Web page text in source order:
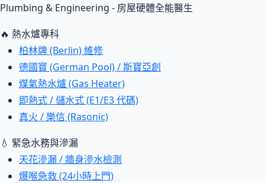
Plumbing & Engineering - 房屋硬體全能醫生
🔥 熱水爐專科
柏林牌 (Berlin) 維修
德國寶 (German Pool) / 斯寶亞創
煤氣熱水爐 (Gas Heater)
即熱式 / 儲水式 (E1/E3 代碼)
真火 / 樂信 (Rasonic)
💧 緊急水務與滲漏
天花滲漏 / 牆身滲水檢測
爆喉急救 (24小時上門)